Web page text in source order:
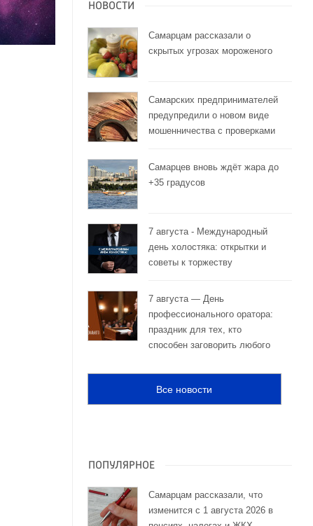
НОВОСТИ
Самарцам рассказали о
скрытых угрозах мороженого
Самарских предпринимателей
предупредили о новом виде
мошенничества с проверками
Самарцев вновь ждёт жара до
+35 градусов
7 августа - Международный
день холостяка: открытки и
советы к торжеству
7 августа — День
профессионального оратора:
праздник для тех, кто
способен заговорить любого
Все новости
ПОПУЛЯРНОЕ
Самарцам рассказали, что
изменится с 1 августа 2026 в